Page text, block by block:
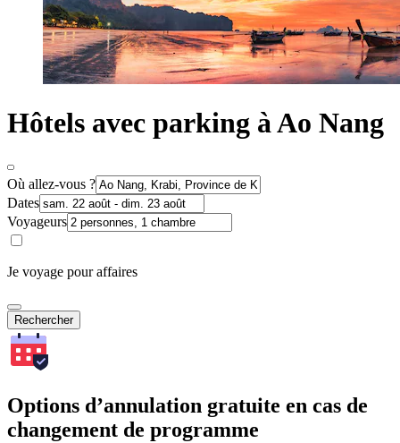
Hôtels avec parking à Ao Nang
Où allez-vous ?
Dates
Voyageurs
Je voyage pour affaires
Rechercher
Options d’annulation gratuite en cas de
changement de programme